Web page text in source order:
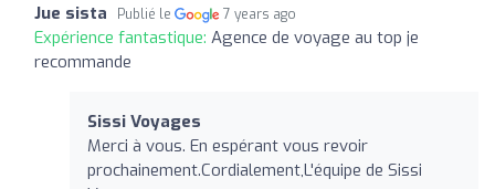
Jue sista Publié le 7 years ago
Expérience fantastique: Agence de voyage au top je
recommande
Sissi Voyages
Merci à vous. En espérant vous revoir
prochainement.Cordialement,L'équipe de Sissi